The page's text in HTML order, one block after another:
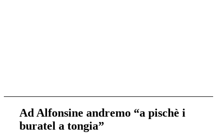
Ad Alfonsine andremo “a pischè i
buratel a tongia”